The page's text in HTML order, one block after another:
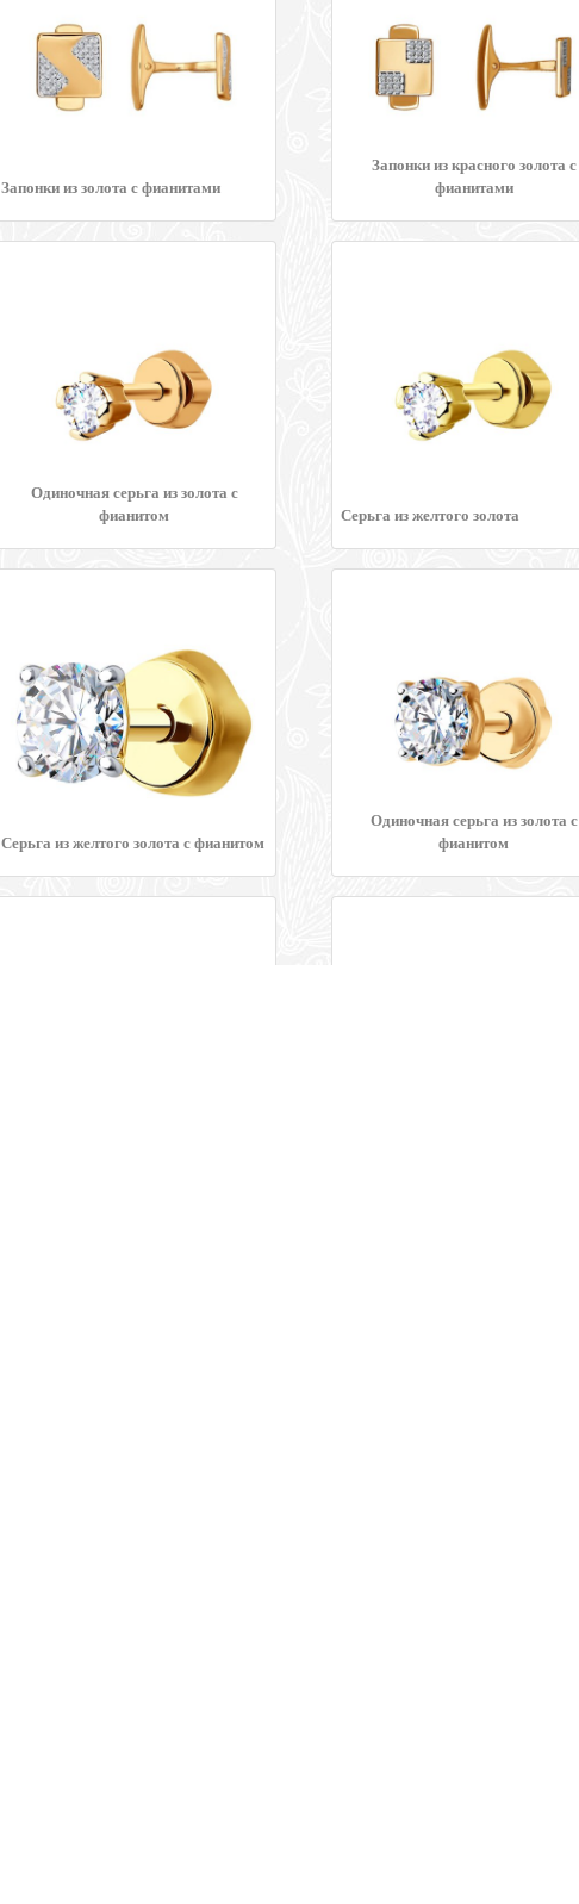
Запонки из золота с фианитами
Запонки из красного золота c
фианитами
Одиночная серьга из золота с
фианитом
Серьга из желтого золота
Серьга из желтого золота с фианитом
Одиночная серьга из золота с
фианитом